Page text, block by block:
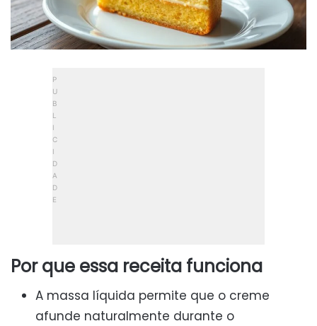
Por que essa receita funciona
A massa líquida permite que o creme
afunde naturalmente durante o